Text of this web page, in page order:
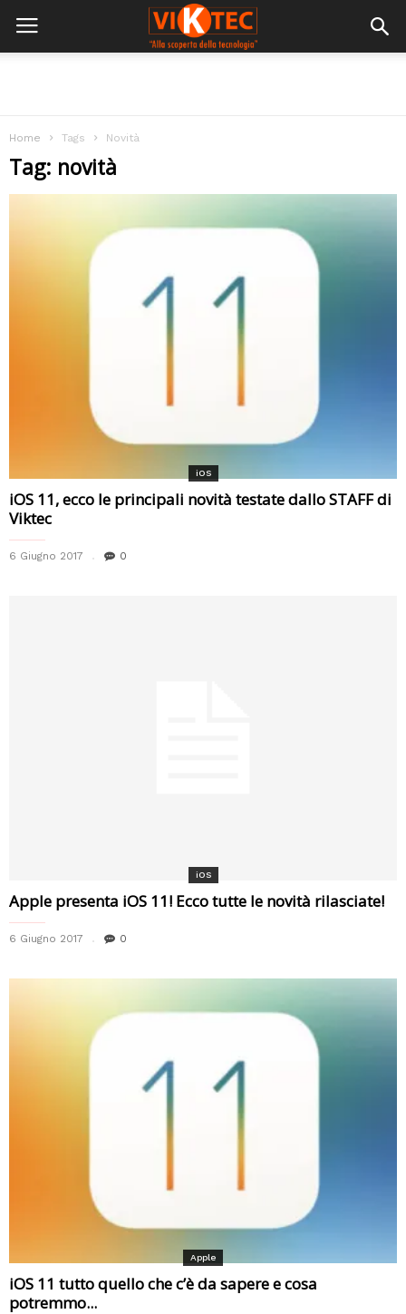
Home Tags Novità
Tag: novità
iOS
iOS 11, ecco le principali novità testate dallo STAFF di
Viktec
6 Giugno 2017 0
iOS
Apple presenta iOS 11! Ecco tutte le novità rilasciate!
6 Giugno 2017 0
Apple
iOS 11 tutto quello che c’è da sapere e cosa
potremmo...